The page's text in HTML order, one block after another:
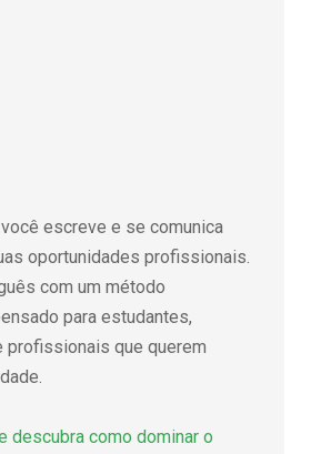
escreve e se comunica
oportunidades profissionais.
com um método
para estudantes,
profissionais que querem
descubra como dominar o